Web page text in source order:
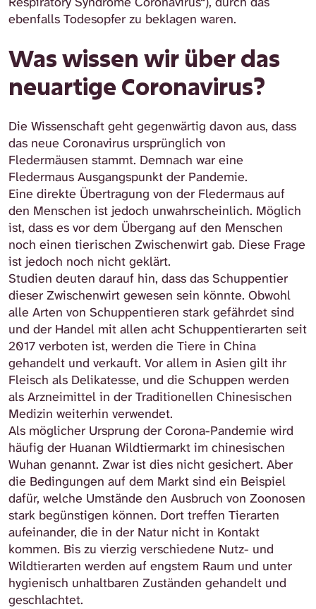
ebenfalls Todesopfer zu beklagen waren.
Was wissen wir über das
neuartige Coronavirus?
Die Wissenschaft geht gegenwärtig davon aus, dass
das neue Coronavirus ursprünglich von
Fledermäusen stammt. Demnach war eine
Fledermaus Ausgangspunkt der Pandemie.
Eine direkte Übertragung von der Fledermaus auf
den Menschen ist jedoch unwahrscheinlich. Möglich
ist, dass es vor dem Übergang auf den Menschen
noch einen tierischen Zwischenwirt gab. Diese Frage
ist jedoch noch nicht geklärt.
Studien deuten darauf hin, dass das Schuppentier
dieser Zwischenwirt gewesen sein könnte. Obwohl
alle Arten von Schuppentieren stark gefährdet sind
und der Handel mit allen acht Schuppentierarten seit
2017 verboten ist, werden die Tiere in China
gehandelt und verkauft. Vor allem in Asien gilt ihr
Fleisch als Delikatesse, und die Schuppen werden
als Arzneimittel in der Traditionellen Chinesischen
Medizin weiterhin verwendet.
Als möglicher Ursprung der Corona-Pandemie wird
häufig der Huanan Wildtiermarkt im chinesischen
Wuhan genannt. Zwar ist dies nicht gesichert. Aber
die Bedingungen auf dem Markt sind ein Beispiel
dafür, welche Umstände den Ausbruch von Zoonosen
stark begünstigen können. Dort treffen Tierarten
aufeinander, die in der Natur nicht in Kontakt
kommen. Bis zu vierzig verschiedene Nutz- und
Wildtierarten werden auf engstem Raum und unter
hygienisch unhaltbaren Zuständen gehandelt und
geschlachtet.